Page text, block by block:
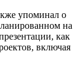
упоминал о
на
как
включая